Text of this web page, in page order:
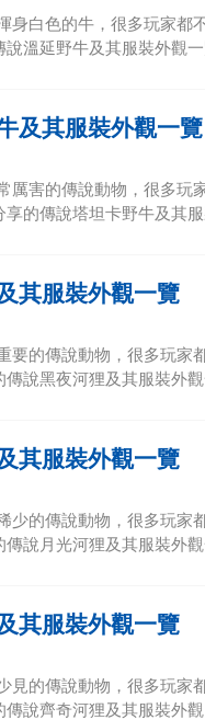
身白色的牛，很多玩家
溫延野牛及其服裝外觀
及其服裝外觀一覽
厲害的傳說動物，很多
的傳說塔坦卡野牛及其
其服裝外觀一覽
要的傳說動物，很多玩
說黑夜河狸及其服裝外
其服裝外觀一覽
少的傳說動物，很多玩
說月光河狸及其服裝外
其服裝外觀一覽
見的傳說動物，很多玩
說齊奇河狸及其服裝外